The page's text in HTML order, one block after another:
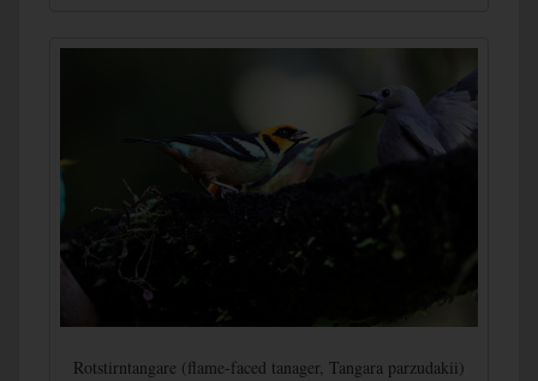
Rotstirntangare (flame-faced tanager, Tangara parzudakii)